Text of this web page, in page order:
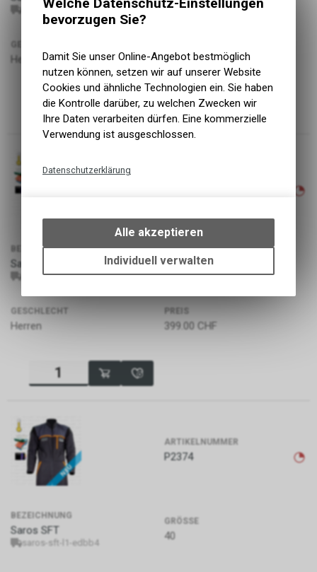
saros-sft-l1-69289 L+
Herren 399.00 CHF
BEZEICHNUNG
Saros SFT
saros-sft-l1-a4068
GRÖSSE
GESCHLECHT
Herren
PREIS
399.00 CHF
ARTIKELNUMMER
P2374
BEZEICHNUNG
Saros SFT
saros-sft-l1-edbb4
GRÖSSE
40
bevorzugen Sie?
Damit Sie unser Online-Angebot bestmöglich
nutzen können, setzen wir auf unserer Website
Cookies und ähnliche Technologien ein. Sie haben
die Kontrolle darüber, zu welchen Zwecken wir
Ihre Daten verarbeiten dürfen. Eine kommerzielle
Verwendung ist ausgeschlossen.
Datenschutzerklärung
bestimmte Interaktionen und
Einstellungen auf Ihrem Gerät,
um die grundlegenden
Funktionen unseres Online-
ermöglichen. Bitte beachten Sie,
dass die gespeicherten Daten
persönlichen Informationen
zulassen.
Alle akzeptieren
Individuell verwalten